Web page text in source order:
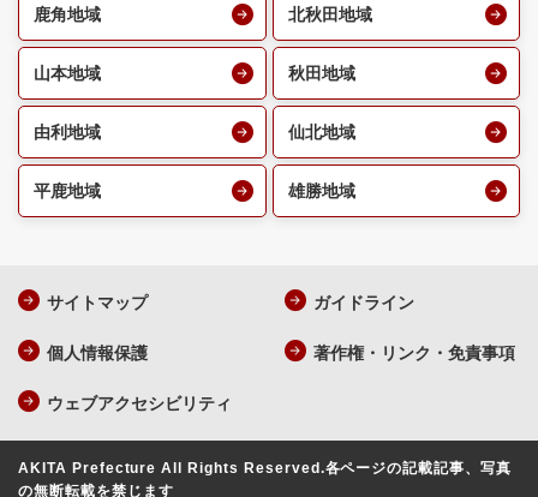
鹿角地域 北秋田地域
山本地域 秋田地域
由利地域 仙北地域
平鹿地域 雄勝地域
サイトマップ ガイドライン
個人情報保護 著作権・リンク・免責事項
ウェブアクセシビリティ
AKITA Prefecture All Rights Reserved.各ページの記載記事、写真
の無断転載を禁じます